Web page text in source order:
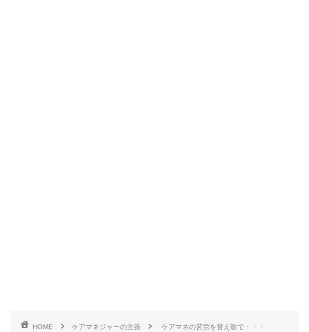
HOME ケアマネジャーの主張 ケアマネの苦労を替え歌で・・・